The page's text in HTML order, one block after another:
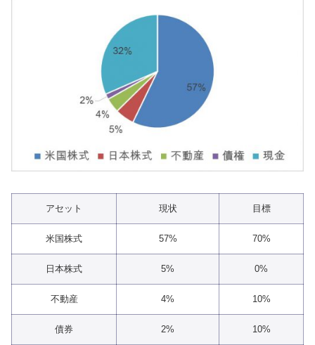
アセット 現状 目標
米国株式 57% 70%
日本株式 5% 0%
不動産 4% 10%
債券 2% 10%